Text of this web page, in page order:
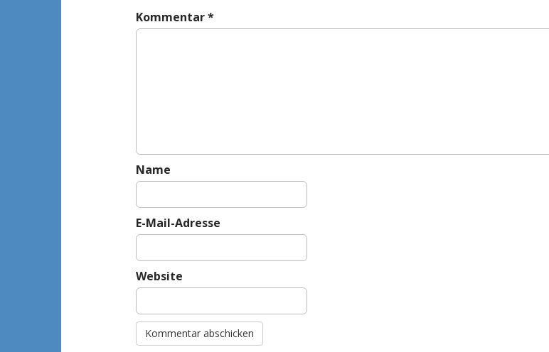
a
Kommentar*
Name
E-Mail-Adresse
Website